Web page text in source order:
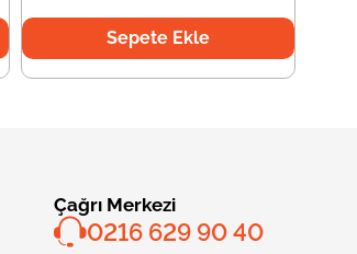
Sepete Ekle
Çağrı Merkezi
0216 629 90 40